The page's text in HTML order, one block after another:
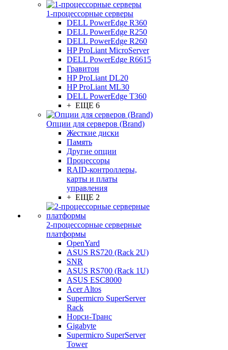
1-процессорные серверы
DELL PowerEdge R360
DELL PowerEdge R250
DELL PowerEdge R260
HP ProLiant MicroServer
DELL PowerEdge R6615
Гравитон
HP ProLiant DL20
HP ProLiant ML30
DELL PowerEdge T360
+ ЕЩЕ 6
Опции для серверов (Brand)
Жесткие диски
Память
Другие опции
Процессоры
RAID-контроллеры,
карты и платы
управления
+ ЕЩЕ 2
2-процессорные серверные
платформы
OpenYard
ASUS RS720 (Rack 2U)
SNR
ASUS RS700 (Rack 1U)
ASUS ESC8000
Acer Altos
Supermicro SuperServer
Rack
Норси-Транс
Gigabyte
Supermicro SuperServer
Tower